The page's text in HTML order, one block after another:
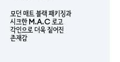
모던 매트 블랙 패키징과
시크한 M.A.C 로고
각인으로 더욱 짙어진
존재감